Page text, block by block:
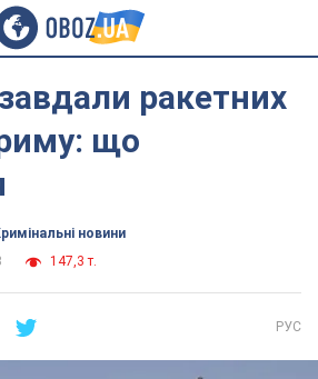
ракетних
що
новини
147,3 т.
РУС